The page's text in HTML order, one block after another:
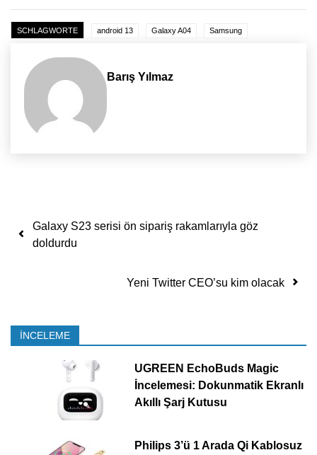
SCHLAGWORTE android 13 Galaxy A04 Samsung
Barış Yılmaz
Yazı dolaşımı
Galaxy S23 serisi ön sipariş rakamlarıyla göz
doldurdu
Yeni Twitter CEO’su kim olacak
İNCELEME
UGREEN EchoBuds Magic
İncelemesi: Dokunmatik Ekranlı
Akıllı Şarj Kutusu
Philips 3’ü 1 Arada Qi Kablosuz